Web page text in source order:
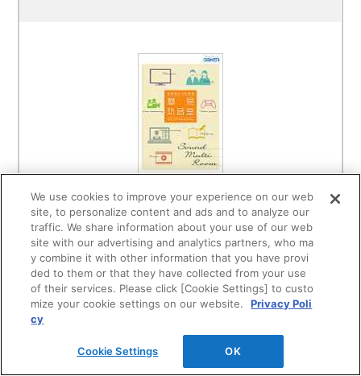
カタログを見る
カタログ概要
みんなのMY防音室
We use cookies to improve your experience on our web
site, to personalize content and ads and to analyze our
traffic. We share information about your use of our web
site with our advertising and analytics partners, who ma
y combine it with other information that you have provi
ded to them or that they have collected from your use
of their services. Please click [Cookie Settings] to custo
mize your cookie settings on our website.
Privacy Poli
cy
Cookie Settings OK